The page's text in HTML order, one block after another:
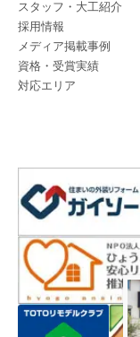
スタッフ・大工紹介
採用情報
メディア掲載事例
資格・受賞実績
対応エリア